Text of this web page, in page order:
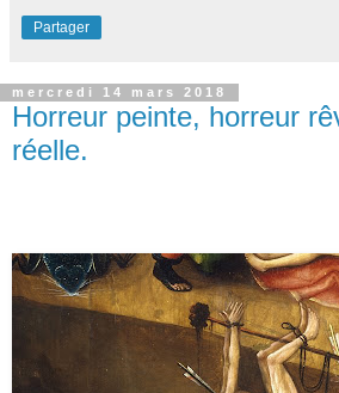
Partager
mercredi 14 mars 2018
Horreur peinte, horreur
réelle.